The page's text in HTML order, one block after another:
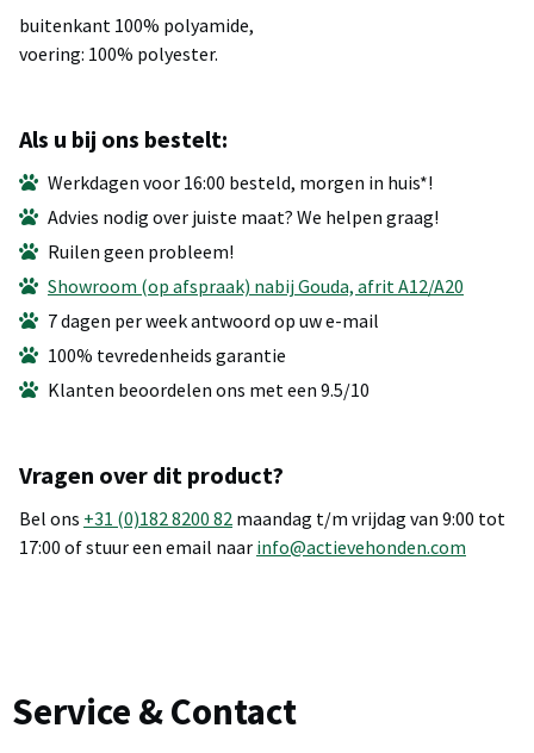
buitenkant 100% polyamide,
voering: 100% polyester.
Als u bij ons bestelt:
Werkdagen voor 16:00 besteld, morgen in huis*!
Advies nodig over juiste maat? We helpen graag!
Ruilen geen probleem!
Showroom (op afspraak) nabij Gouda, afrit A12/A20
7 dagen per week antwoord op uw e-mail
100% tevredenheids garantie
Klanten beoordelen ons met een 9.5/10
Vragen over dit product?
Bel ons +31 (0)182 8200 82 maandag t/m vrijdag van 9:00 tot
17:00 of stuur een email naar info@actievehonden.com
Service & Contact